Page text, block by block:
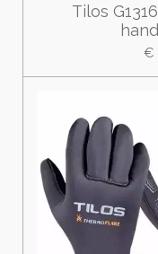
Tilos
€